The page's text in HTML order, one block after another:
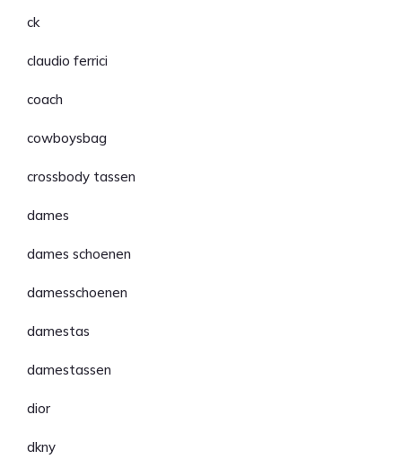
ck
claudio ferrici
coach
cowboysbag
crossbody tassen
dames
dames schoenen
damesschoenen
damestas
damestassen
dior
dkny